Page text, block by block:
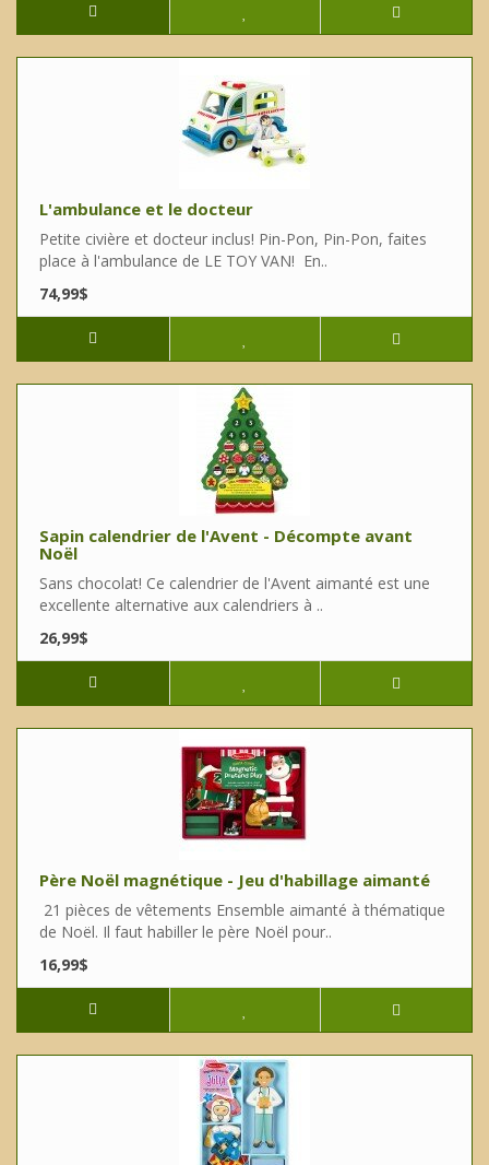
L'ambulance et le docteur
Petite civière et docteur inclus! Pin-Pon, Pin-Pon, faites
place à l'ambulance de LE TOY VAN! En..
74,99$
Sapin calendrier de l'Avent - Décompte avant
Noël
Sans chocolat! Ce calendrier de l'Avent aimanté est une
excellente alternative aux calendriers à ..
26,99$
Père Noël magnétique - Jeu d'habillage aimanté
21 pièces de vêtements Ensemble aimanté à thématique
de Noël. Il faut habiller le père Noël pour..
16,99$